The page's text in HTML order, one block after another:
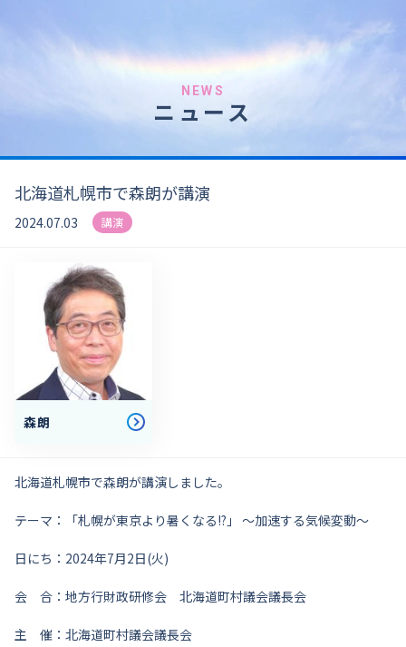
NEWS
ニュース
北海道札幌市で森朗が講演
2024.07.03 講演
森朗
北海道札幌市で森朗が講演しました。
テーマ：「札幌が東京より暑くなる!?」 〜加速する気候変動〜
日にち：2024年7月2日(火)
会 合：地方行財政研修会 北海道町村議会議長会
主 催：北海道町村議会議長会